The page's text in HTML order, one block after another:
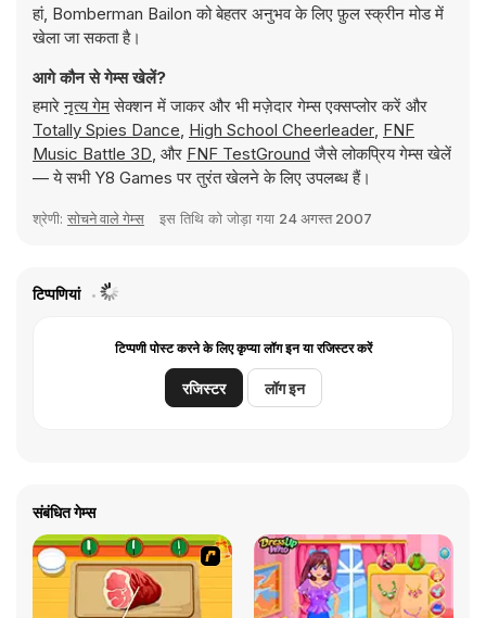
हां, Bomberman Bailon को बेहतर अनुभव के लिए फ़ुल स्क्रीन मोड में
खेला जा सकता है।
आगे कौन से गेम्स खेलें?
हमारेनृत्य गेमसेक्शन में जाकर और भी मज़ेदार गेम्स एक्सप्लोर करें और
Totally Spies Dance, High School Cheerleader, FNF
Music Battle 3D, और FNF TestGround जैसे लोकप्रिय गेम्स खेलें
— ये सभी Y8 Games पर तुरंत खेलने के लिए उपलब्ध हैं।
श्रेणी: सोचने वाले गेम्स इस तिथि को जोड़ा गया 24 अगस्त 2007
टिप्पणियां
टिप्पणी पोस्ट करने के लिए कृप्या लॉग इन या रजिस्टर करें
रजिस्टर लॉग इन
संबंधित गेम्स